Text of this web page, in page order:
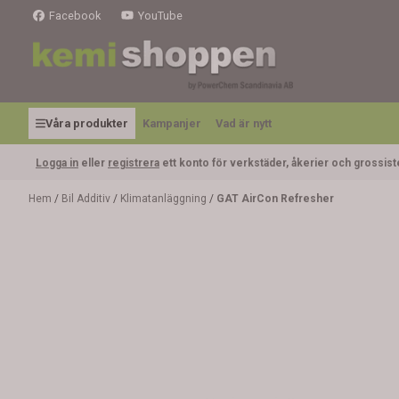
Hoppa till innehåll
Facebook YouTube
Våra produkter Kampanjer Vad är nytt
Logga in eller registrera ett konto för verkstäder, åkerier och
Hem / Bil Additiv / Klimatanläggning / GAT AirCon Refresher